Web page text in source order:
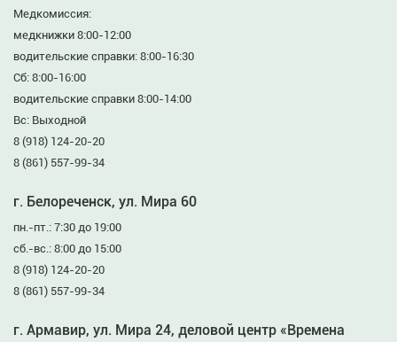
Медкомиссия:
медкнижки 8:00-12:00
водительские справки: 8:00-16:30
Сб: 8:00-16:00
водительские справки 8:00-14:00
Вс: Выходной
8 (918) 124-20-20
8 (861) 557-99-34
г. Белореченск, ул. Мира 60
пн.-пт.: 7:30 до 19:00
сб.-вс.: 8:00 до 15:00
8 (918) 124-20-20
8 (861) 557-99-34
г. Армавир, ул. Мира 24, деловой центр «Времена